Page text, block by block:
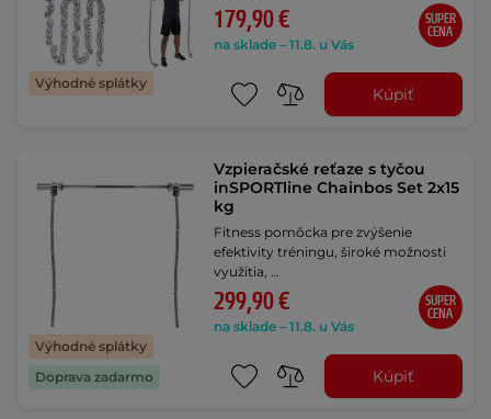
Výhodné splátky
179,90 €
na sklade – 11.8. u Vás
SUPER
CENA
Kúpiť
Výhodné splátky
Doprava zadarmo
Vzpieračské reťaze s tyčou
inSPORTline Chainbos Set 2x15
kg
Fitness pomôcka pre zvýšenie
efektivity tréningu, široké možnosti
využitia, …
299,90 €
na sklade – 11.8. u Vás
SUPER
CENA
Kúpiť